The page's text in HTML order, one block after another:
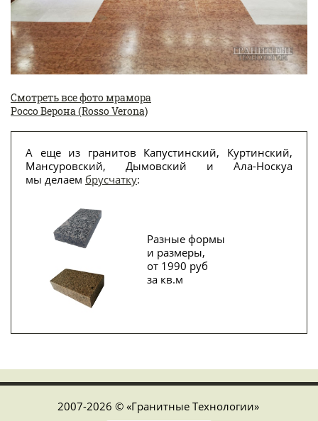
Смотреть все фото мрамора
Россо Верона (Rosso Verona)
А еще из гранитов Капустинский, Куртинский,
Мансуровский, Дымовский и Ала-Носкуа
мы делаем брусчатку:
Разные формы
и размеры,
от 1990 руб
за кв.м
2007-2026 © «Гранитные Технологии»